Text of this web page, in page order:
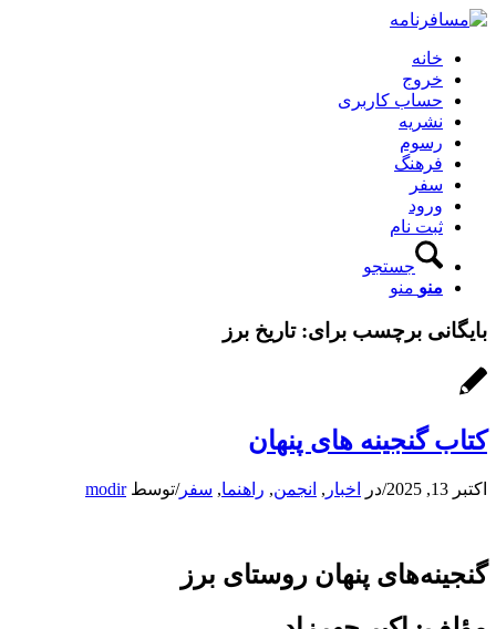
خانه
خروج
حساب کاربری
نشریه
رسوم
فرهنگ
سفر
ورود
ثبت نام
جستجو
منو منو
بایگانی برچسب برای:تاریخ برز
کتاب گنجینه های پنهان
اکتبر 13, 2025 /در اخبار , انجمن, راهنما, سفر/توسطmodir
گنجینه‌های پنهان روستای برز